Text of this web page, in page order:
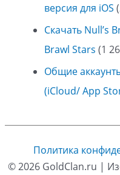
версия для iOS
Скачать Null’s
Brawl Stars (1
Общие
(iCloud/ App
Политика
© 2026 GoldClan.ru |